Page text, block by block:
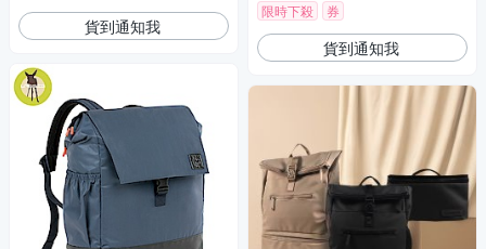
貨到通知我
限時下殺
券
貨到通知我